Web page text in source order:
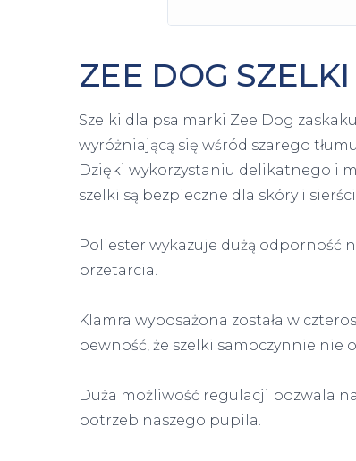
ZEE DOG
Szelki dla psa marki Zee Dog
wyróżniającą się wśród szarego
Dzięki wykorzystaniu delikatnego i
szelki są bezpieczne dla skóry i
Poliester wykazuje dużą odporność
przetarcia.
Klamra wyposażona została w
pewność, że szelki samoczynnie nie
Duża możliwość regulacji pozwala
potrzeb naszego pupila.